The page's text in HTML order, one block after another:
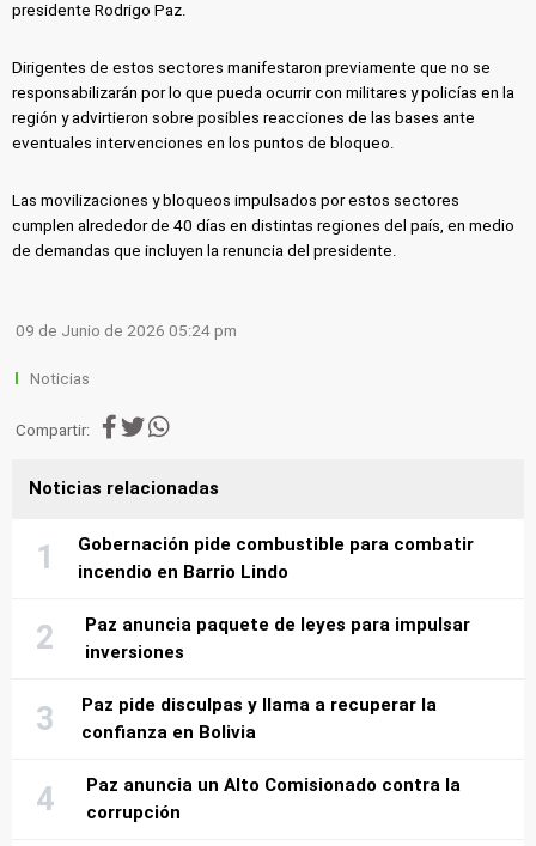
presidente Rodrigo Paz.
Dirigentes de estos sectores manifestaron previamente que no se
responsabilizarán por lo que pueda ocurrir con militares y policías en la
región y advirtieron sobre posibles reacciones de las bases ante
eventuales intervenciones en los puntos de bloqueo.
Las movilizaciones y bloqueos impulsados por estos sectores
cumplen alrededor de 40 días en distintas regiones del país, en medio
de demandas que incluyen la renuncia del presidente.
09 de Junio de 2026 05:24 pm
Noticias
Compartir:
Noticias relacionadas
Gobernación pide combustible para combatir
incendio en Barrio Lindo
Paz anuncia paquete de leyes para impulsar
inversiones
Paz pide disculpas y llama a recuperar la
confianza en Bolivia
Paz anuncia un Alto Comisionado contra la
corrupción